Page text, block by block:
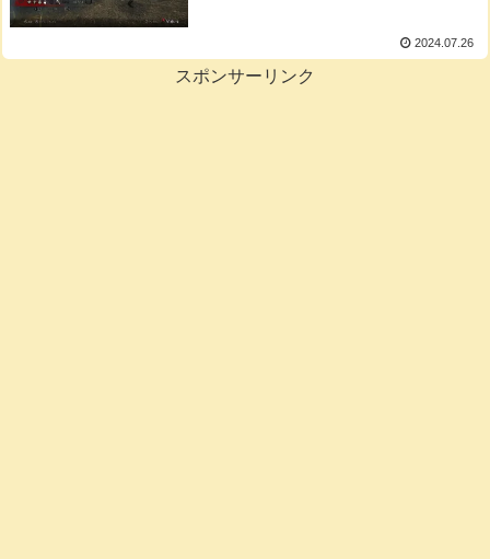
2024.07.26
スポンサーリンク